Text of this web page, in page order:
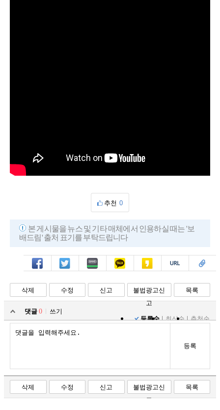
추천 0
본 게시물을 뉴스 및 기타 매체에서 인용하실 때는 '보
배드림' 출처 표기를 부탁드립니다
페북 트윗 밴드 카톡 카스 복사 스크랩
삭제 수정 신고
불법광고신
고
목록
댓글 0
쓰기
등록순
최신순 추천순
등록
삭제 수정 신고
불법광고신
고
목록